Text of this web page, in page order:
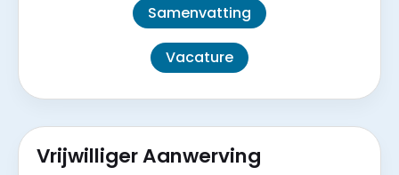
Samenvatting
Vacature
Vrijwilliger Aanwerving